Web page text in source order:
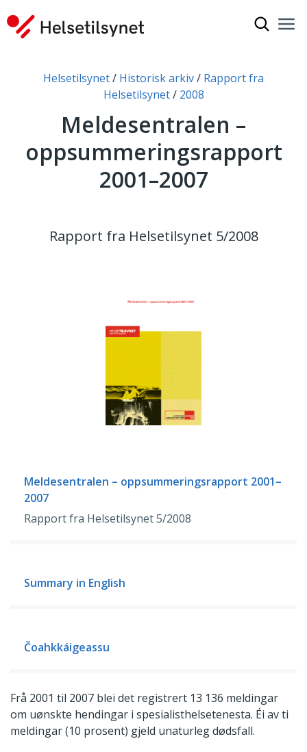
Du er her:Helsetilsynet Historisk arkiv
Rapport fra
Helsetilsynet
2008
Meldesentralen –
oppsummeringsrapport
2001–2007
Rapport fra Helsetilsynet 5/2008
Meldesentralen – oppsummeringsrapport 2001–
2007
Rapport fra Helsetilsynet 5/2008
Summary in English
Čoahkkáigeassu
Frå 2001 til 2007 blei det registrert 13 136 meldingar
om uønskte hendingar i spesialisthelsetenesta. Éi av ti
meldingar (10 prosent) gjeld unaturleg dødsfall.